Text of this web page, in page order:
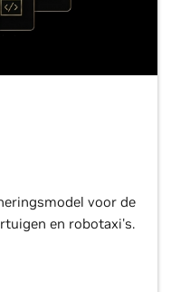
voor de
en robotaxi's.